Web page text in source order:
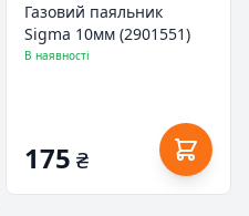
Газовий паяльник
Sigma 10мм (2901551)
В наявності
175 ₴